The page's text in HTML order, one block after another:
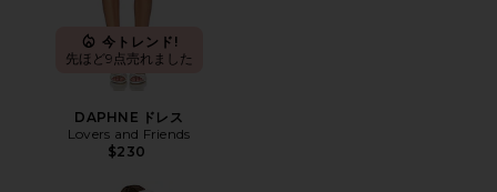
今トレンド!
先ほど9点売れました
DAPHNE ドレス
Lovers and Friends
$230